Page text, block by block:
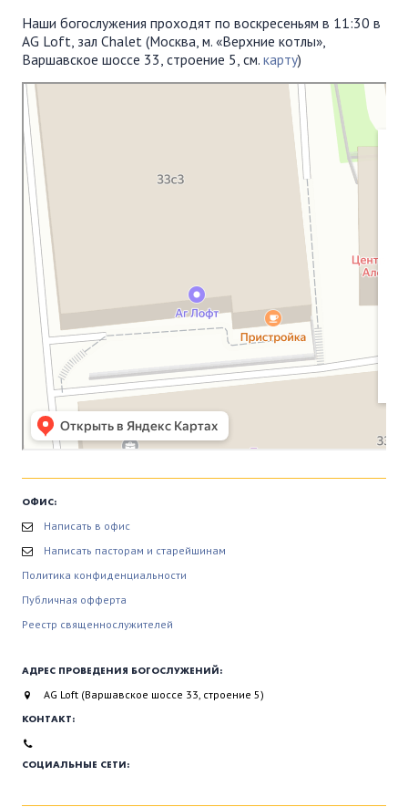
Наши богослужения проходят по воскресеньям в 11:30 в
AG Loft, зал Chalet (Москва, м. «Верхние котлы»,
Варшавское шоссе 33, строение 5, см. карту)
Московская Библейская Церковь
Протестантская церковь в Москве
ОФИС:
Написать в офис
Написать пасторам и старейшинам
Политика конфиденциальности
Публичная офферта
Реестр священнослужителей
АДРЕС ПРОВЕДЕНИЯ БОГОСЛУЖЕНИЙ:
AG Loft (Варшавское шоссе 33, строение 5)
КОНТАКТ:
СОЦИАЛЬНЫЕ СЕТИ: